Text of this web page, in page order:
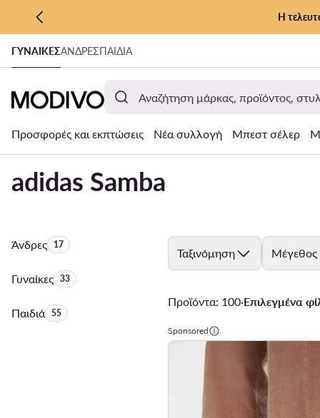
ΜΕΤΆΒΑΣΗ ΣΤΟ ΚΎΡΙΟ ΠΕΡΙΕΧΌΜΕΝΟ
ΜΕΤΆΒΑΣΗ ΣΤΗΝ ΑΝΑΖΉΤΗΣΗ
Η
ΓΥΝΑΊΚΕΣΑΝΔΡΕΣΠΑΙΔΙΑ
Προσφορές και εκπτώσεις Νέα συλλογή Μπεστ σέλερ
adidas Samba
ΆνδρεςΑριθμός προϊόντων:
17
ΓυναίκεςΑριθμός προϊόντων:
33
ΠαιδιάΑριθμός προϊόντων:
55
Ταξινόμηση Μέγεθος
Προϊόντα: 100·Επιλεγμένα
Sponsored